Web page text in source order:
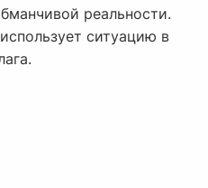
реальности.
ситуацию в